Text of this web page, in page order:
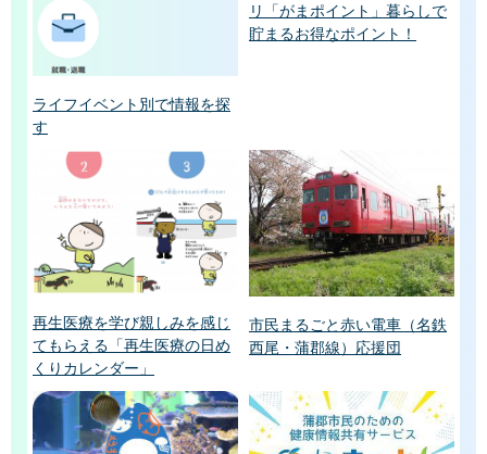
ライフイベント別で情報を探
す
リ「がまポイント」暮らしで
貯まるお得なポイント！
再生医療を学び親しみを感じ
てもらえる「再生医療の日め
くりカレンダー」
市民まるごと赤い電車（名鉄
西尾・蒲郡線）応援団